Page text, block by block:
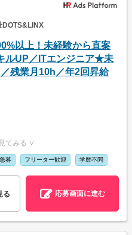
DOTS&LINX
以上！未経験から直案
ルUP／ITエンジニア★未
残業月10h／年2回昇給
てみる ∨
急募 フリーター歓迎 学歴不問
る 応募画面に進む